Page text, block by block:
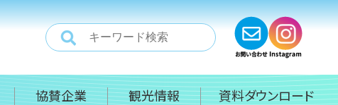
協賛企業 観光情報 資料ダウンロード